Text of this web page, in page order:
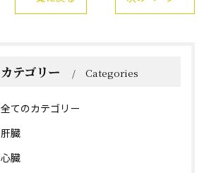
カテゴリー Categories
全てのカテゴリー
肝臓
心臓